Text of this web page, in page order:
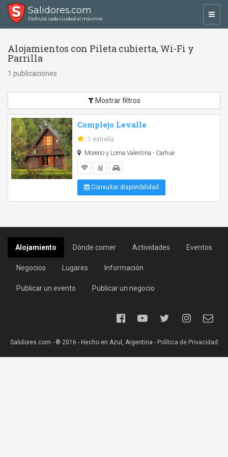
Salidores.com
Disfrutá cada ciudad al máximo
Alojamientos con Pileta cubierta, Wi-Fi y
Parrilla
1 publicaciones
Mostrar filtros
Complejo Levalle
1 estrella
Moreno y Loma Valentina - Carhué
Consultar disponibilidad
Alojamiento Dónde comer Actividades Eventos
Negocios Lugares Información
Publicar un evento Publicar un negocio
Salidores.com - ® 2016 - Hecho en Azul, Argentina - Política de Privacidad